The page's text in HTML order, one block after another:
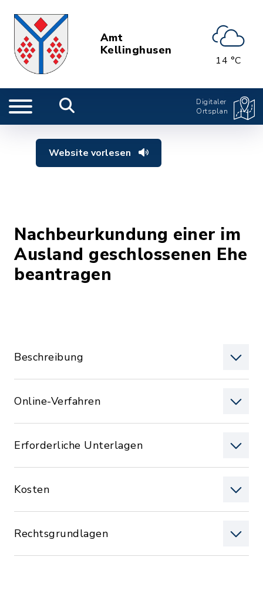
Amt
Kellinghusen
14 °C
Digitaler
Ortsplan
Website vorlesen
Nachbeurkundung einer im
Ausland geschlossenen Ehe
beantragen
Beschreibung
Online-Verfahren
Erforderliche Unterlagen
Kosten
Rechtsgrundlagen